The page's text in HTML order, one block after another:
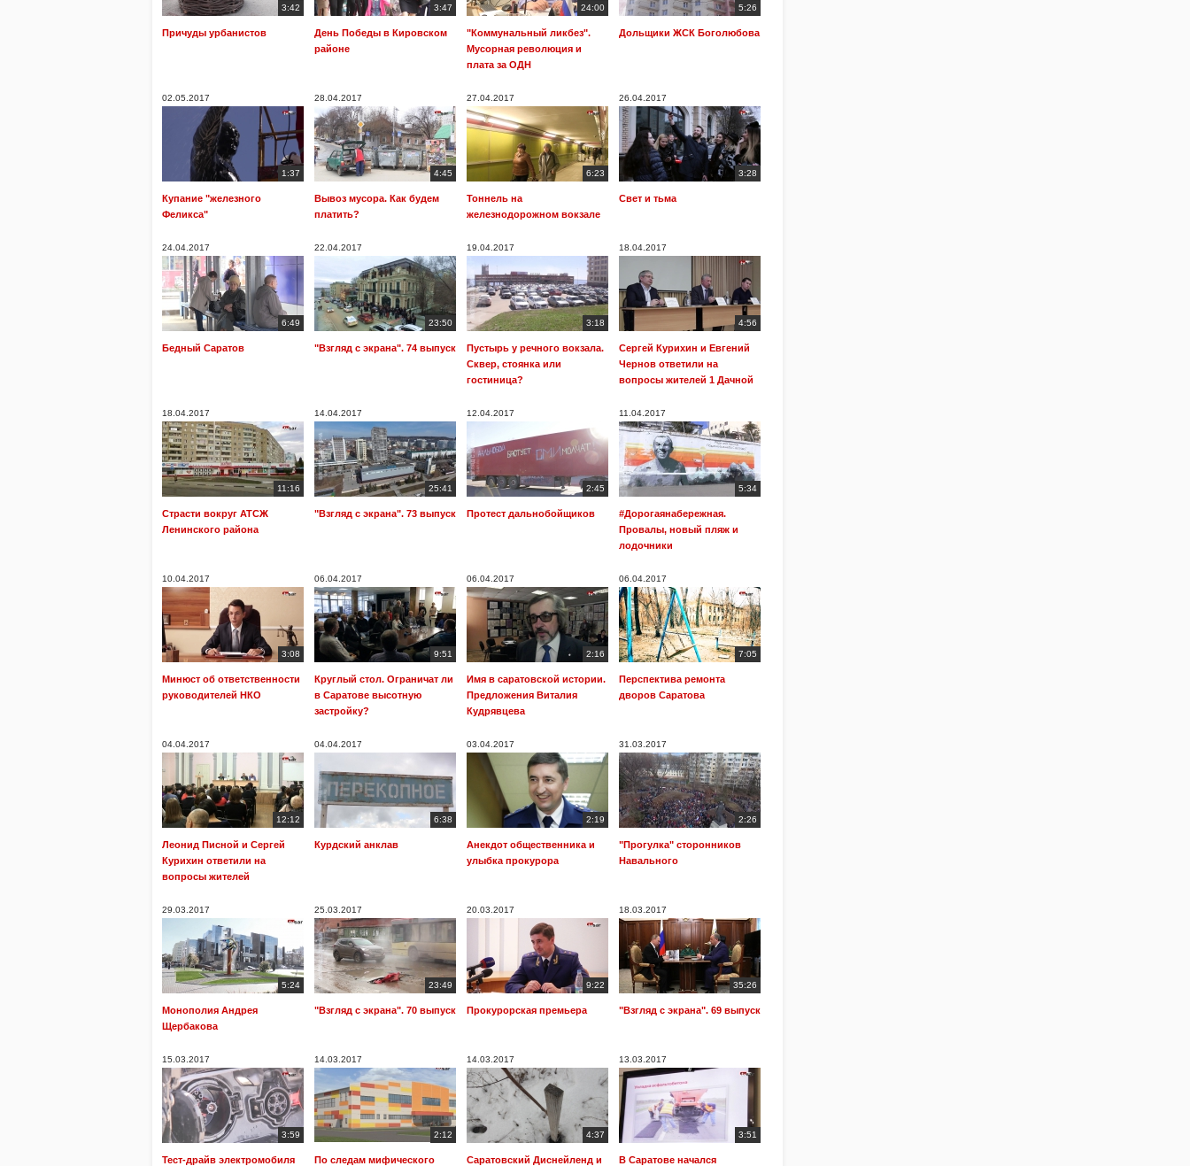
3:42
Причуды урбанистов
3:47
День Победы в Кировском
районе
24:00
"Коммунальный ликбез".
Мусорная революция и
плата за ОДН
5:26
Дольщики ЖСК Боголюбова
02.05.2017
1:37
Купание "железного
Феликса"
28.04.2017
4:45
Вывоз мусора. Как будем
платить?
27.04.2017
6:23
Тоннель на
железнодорожном вокзале
26.04.2017
3:28
Свет и тьма
24.04.2017
6:49
Бедный Саратов
22.04.2017
23:50
"Взгляд с экрана". 74 выпуск
19.04.2017
3:18
Пустырь у речного вокзала.
Сквер, стоянка или
гостиница?
18.04.2017
4:56
Сергей Курихин и Евгений
Чернов ответили на
вопросы жителей 1 Дачной
18.04.2017
11:16
Страсти вокруг АТСЖ
Ленинского района
14.04.2017
25:41
"Взгляд с экрана". 73 выпуск
12.04.2017
2:45
Протест дальнобойщиков
11.04.2017
5:34
#Дорогаянабережная.
Провалы, новый пляж и
лодочники
10.04.2017
3:08
Минюст об ответственности
руководителей НКО
06.04.2017
9:51
Круглый стол. Ограничат ли
в Саратове высотную
застройку?
06.04.2017
2:16
Имя в саратовской истории.
Предложения Виталия
Кудрявцева
06.04.2017
7:05
Перспектива ремонта
дворов Саратова
04.04.2017
12:12
Леонид Писной и Сергей
Курихин ответили на
вопросы жителей
04.04.2017
6:38
Курдский анклав
03.04.2017
2:19
Анекдот общественника и
улыбка прокурора
31.03.2017
2:26
"Прогулка" сторонников
Навального
29.03.2017
5:24
Монополия Андрея
Щербакова
25.03.2017
23:49
"Взгляд с экрана". 70 выпуск
20.03.2017
9:22
Прокурорская премьера
18.03.2017
35:26
"Взгляд с экрана". 69 выпуск
15.03.2017
3:59
Тест-драйв электромобиля
14.03.2017
2:12
По следам мифического
14.03.2017
4:37
Саратовский Диснейленд и
13.03.2017
3:51
В Саратове начался